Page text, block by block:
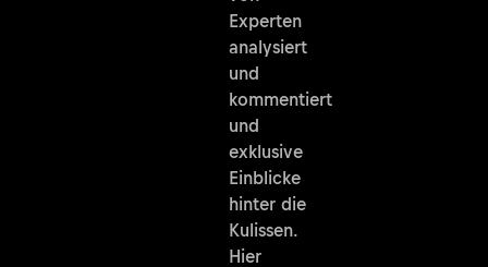
Experten
analysiert
und
kommentiert
und
exklusive
Einblicke
hinter die
Kulissen.
Hier